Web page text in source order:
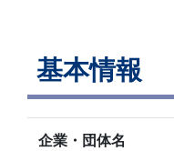
基本情報
企業・団体名